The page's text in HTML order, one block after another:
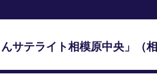
サテライト相模原中央」（